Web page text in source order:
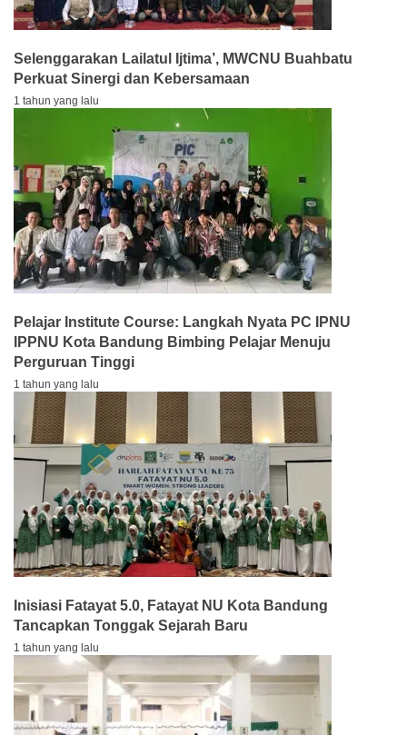
Selenggarakan Lailatul Ijtima’, MWCNU Buahbatu
Perkuat Sinergi dan Kebersamaan
1 tahun yang lalu
Pelajar Institute Course: Langkah Nyata PC IPNU
IPPNU Kota Bandung Bimbing Pelajar Menuju
Perguruan Tinggi
1 tahun yang lalu
Inisiasi Fatayat 5.0, Fatayat NU Kota Bandung
Tancapkan Tonggak Sejarah Baru
1 tahun yang lalu